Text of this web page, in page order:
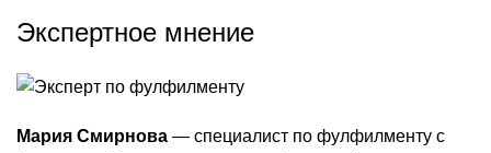
Экспертное мнение
Мария Смирнова — специалист по фулфилменту с